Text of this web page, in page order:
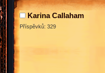
Karina Callaham
Příspěvků: 329